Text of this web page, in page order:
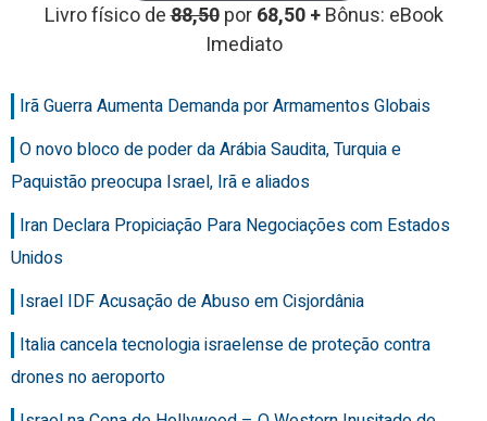
Livro físico de88,50 por68,50 +Bônus: eBook
Imediato
Irã Guerra Aumenta Demanda por Armamentos Globais
O novo bloco de poder da Arábia Saudita, Turquia e
Paquistão preocupa Israel, Irã e aliados
Iran Declara Propiciação Para Negociações com Estados
Unidos
Israel IDF Acusação de Abuso em Cisjordânia
Italia cancela tecnologia israelense de proteção contra
drones no aeroporto